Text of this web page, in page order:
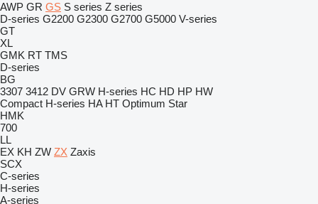
AWP GR GS S series Z series
D-series G2200 G2300 G2700 G5000 V-series
GT
XL
GMK RT TMS
D-series
BG
3307 3412 DV GRW H-series HC HD HP HW
Compact H-series HA HT Optimum Star
HMK
700
LL
EX KH ZW ZX Zaxis
SCX
C-series
H-series
A-series